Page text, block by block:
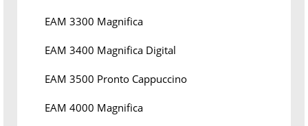
EAM 3300 Magnifica
EAM 3400 Magnifica Digital
EAM 3500 Pronto Cappuccino
EAM 4000 Magnifica